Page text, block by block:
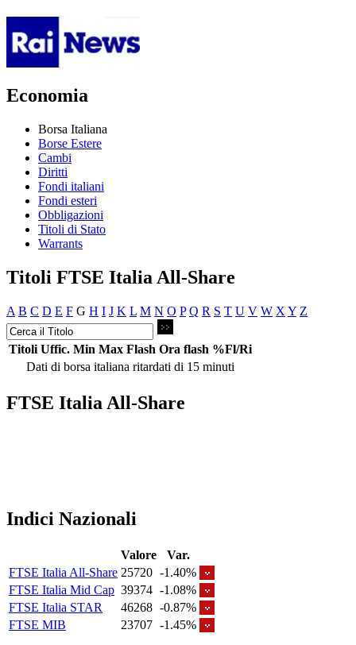
Economia
Borsa Italiana
Borse Estere
Cambi
Diritti
Fondi italiani
Fondi esteri
Obbligazioni
Titoli di Stato
Warrants
Titoli FTSE Italia All-Share
A B C D E F G H I J K L M N O P Q R S T U V W X Y Z
Titoli Uffic. Min Max Flash Ora flash %Fl/Ri
Dati di borsa italiana ritardati di 15 minuti
FTSE Italia All-Share
Indici Nazionali
Valore
Var.
FTSE Italia All-Share 25720 -1.40%
FTSE Italia Mid Cap 39374 -1.08%
FTSE Italia STAR
46268 -0.87%
FTSE MIB
23707 -1.45%